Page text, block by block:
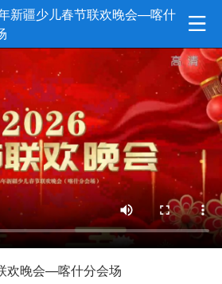
新疆少儿春节联欢晚会—喀什
欢晚会—喀什分会场